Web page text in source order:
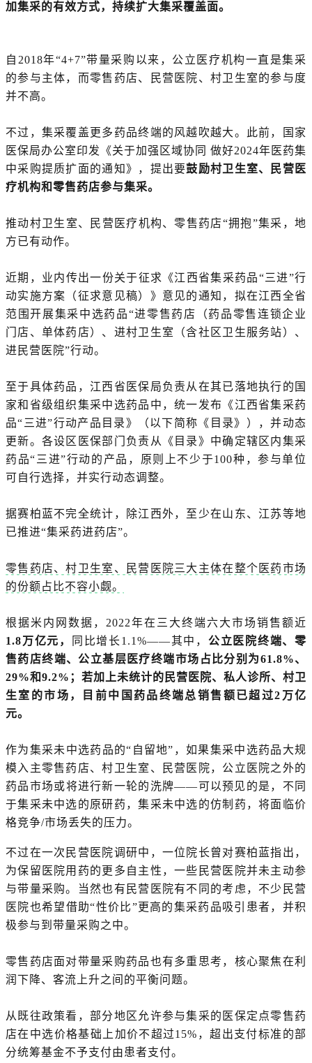
加集采的有效方式，持续扩大集采覆盖面。
自2018年“4+7”带量采购以来，公立医疗机构一直是集采
的参与主体，而零售药店、民营医院、村卫生室的参与度
并不高。
不过，集采覆盖更多药品终端的风越吹越大。此前，国家
医保局办公室印发《关于加强区域协同 做好2024年医药集
中采购提质扩面的通知》，提出要鼓励村卫生室、民营医
疗机构和零售药店参与集采。
推动村卫生室、民营医疗机构、零售药店“拥抱”集采，地
方已有动作。
近期，业内传出一份关于征求《江西省集采药品“三进”行
动实施方案（征求意见稿）》意见的通知，拟在江西全省
范围开展集采中选药品“进零售药店（药品零售连锁企业
门店、单体药店）、进村卫生室（含社区卫生服务站）、
进民营医院”行动。
至于具体药品，江西省医保局负责从在其已落地执行的国
家和省级组织集采中选药品中，统一发布 《江西省集采药
品“三进”行动产品目录》（以下简称《目录》），并动态
更新。各设区医保部门负责从《目录》中确定辖区内集采
药品“三进”行动的产品，原则上不少于100种，参与单位
可自行选择，并实行动态调整。
据赛柏蓝不完全统计，除江西外，至少在山东、江苏等地
已推进“集采药进药店”。
零售药店、村卫生室、民营医院三大主体在整个医药市场
的份额占比不容小觑。
根据米内网数据，2022年在三大终端六大市场销售额近
1.8万亿元，
同比增长1.1%——其中， 公立医院终端、零
售药店终端、公立基层医疗终端市场占比分别为61.8%、
29%和9.2%；若加上未统计的民营医院、私人诊所、村卫
生室的市场，目前中国药品终端总销售额已超过2万亿
元。
作为集采未中选药品的“自留地”，如果集采中选药品大规
模入主零售药店、村卫生室、民营医院，公立医院之外的
药品市场或将进行新一轮的洗牌——可以预见的是，不同
于集采未中选的原研药，集采未中选的仿制药，将面临价
格竞争/市场丢失的压力。
不过在一次民营医院调研中，一位院长曾对赛柏蓝指出，
为保留医院用药的更多自主性，一些民营医院并未主动参
与带量采购。当然也有民营医院有不同的考虑，不少民营
医院也希望借助“性价比”更高的集采药品吸引患者，并积
极参与到带量采购之中。
零售药店面对带量采购药品也有多重思考，核心聚焦在利
润下降、客流上升之间的平衡问题。
从既往政策看，部分地区允许参与集采的医保定点零售药
店在中选价格基础上加价不超过15%，超出支付标准的部
分统筹基金不予支付由患者支付。